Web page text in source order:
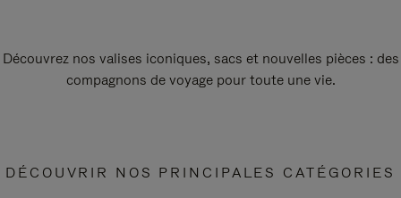
Découvrez nos valises iconiques, sacs et nouvelles pièces : des
compagnons de voyage pour toute une vie.
DÉCOUVRIR NOS PRINCIPALES CATÉGORIES